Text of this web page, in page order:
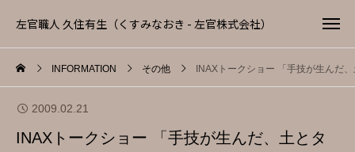
左官職人 久住有生（くすみなおき - 左官株式会社）
INFORMATION その他 INAXトークショー 「手技が生んだ
2009.02.21
INAXトークショー 「手技が生んだ、土とタ